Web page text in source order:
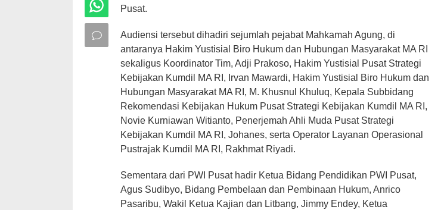
Pusat.
Audiensi tersebut dihadiri sejumlah pejabat Mahkamah Agung, di
antaranya Hakim Yustisial Biro Hukum dan Hubungan Masyarakat MA RI
sekaligus Koordinator Tim, Adji Prakoso, Hakim Yustisial Pusat Strategi
Kebijakan Kumdil MA RI, Irvan Mawardi, Hakim Yustisial Biro Hukum dan
Hubungan Masyarakat MA RI, M. Khusnul Khuluq, Kepala Subbidang
Rekomendasi Kebijakan Hukum Pusat Strategi Kebijakan Kumdil MA RI,
Novie Kurniawan Witianto, Penerjemah Ahli Muda Pusat Strategi
Kebijakan Kumdil MA RI, Johanes, serta Operator Layanan Operasional
Pustrajak Kumdil MA RI, Rakhmat Riyadi.
Sementara dari PWI Pusat hadir Ketua Bidang Pendidikan PWI Pusat,
Agus Sudibyo, Bidang Pembelaan dan Pembinaan Hukum, Anrico
Pasaribu, Wakil Ketua Kajian dan Litbang, Jimmy Endey, Ketua